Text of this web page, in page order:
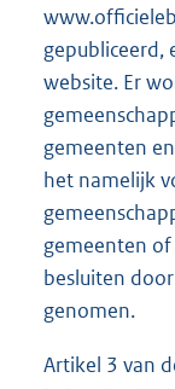
gepubliceerd,
website. Er
gemeenten
het namelijk
gemeenten
besluiten
genomen.
Artikel 3 van